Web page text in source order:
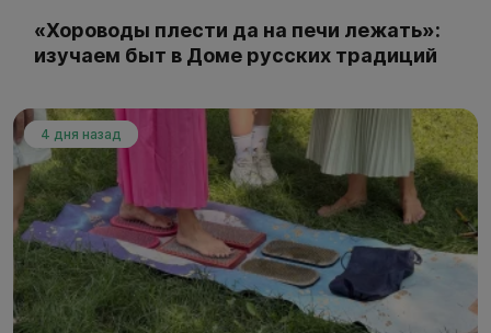
«Хороводы плести да на печи лежать»:
изучаем быт в Доме русских традиций
4 дня назад